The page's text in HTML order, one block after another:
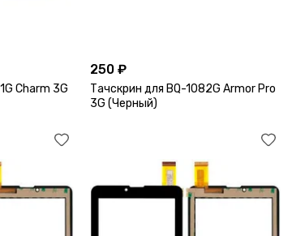
Charm 3G
250 ₽
Тачскрин для BQ-1082G Armor Pro
3G (Черный)